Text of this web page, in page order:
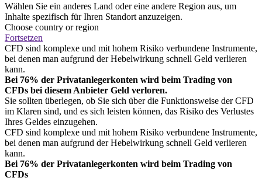
Wählen Sie ein anderes Land oder eine andere Region aus, um
Inhalte spezifisch für Ihren Standort anzuzeigen.
Choose country or region
Fortsetzen
CFD sind komplexe und mit hohem Risiko verbundene Instrumente,
bei denen man aufgrund der Hebelwirkung schnell Geld verlieren
kann.
Bei 76% der Privatanlegerkonten wird beim Trading von
CFDs bei diesem Anbieter Geld verloren.
Sie sollten überlegen, ob Sie sich über die Funktionsweise der CFD
im Klaren sind, und es sich leisten können, das Risiko des Verlustes
Ihres Geldes einzugehen.
CFD sind komplexe und mit hohem Risiko verbundene Instrumente,
bei denen man aufgrund der Hebelwirkung schnell Geld verlieren
kann.
Bei 76% der Privatanlegerkonten wird beim Trading von
CFDs